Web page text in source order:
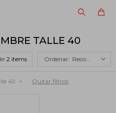
TALLE 40
Recomendados
40 Quitar filtros